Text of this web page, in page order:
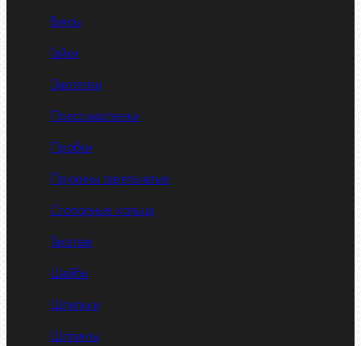
Винты
Гайки
Заклепки
Пресс-масленки
Пробки
Пружины тарельчатые
Стопорные кольца
Такелаж
Шайбы
Шпильки
Шплинты